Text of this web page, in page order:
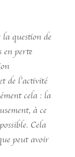
question de
en perte
de l’activité
cela : la
à ce
Cela
peut avoir